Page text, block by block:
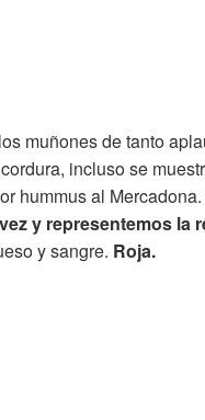
muñones de tanto
incluso se
hummus al
y representemos la
y sangre. Roja.